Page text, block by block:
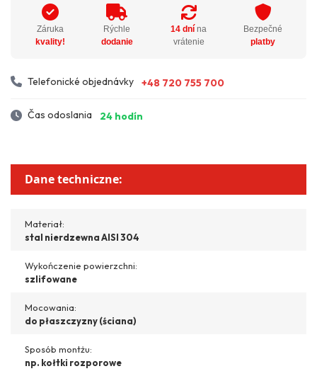
Záruka
kvality!
Rýchle
dodanie
14 dní na
vrátenie
Bezpečné
platby
Telefonické objednávky +48 720 755 700
Čas odoslania 24 hodín
Dane techniczne:
Materiał:
stal nierdzewna AISI 304
Wykończenie powierzchni:
szlifowane
Mocowania:
do płaszczyzny (ściana)
Sposób montżu:
np. kołtki rozporowe